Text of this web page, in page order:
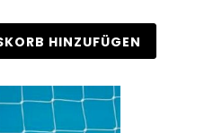
HINZUFÜGEN